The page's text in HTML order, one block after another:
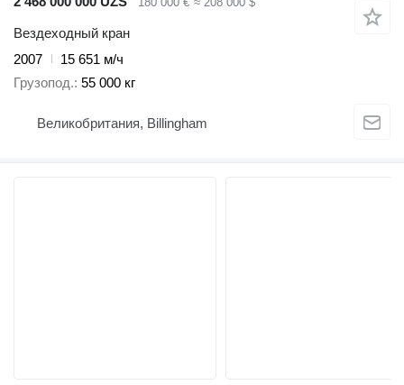
Вездеходный кран
2007
15 651 м/ч
Грузопод. 55 000 кг
Великобритания, Billingham